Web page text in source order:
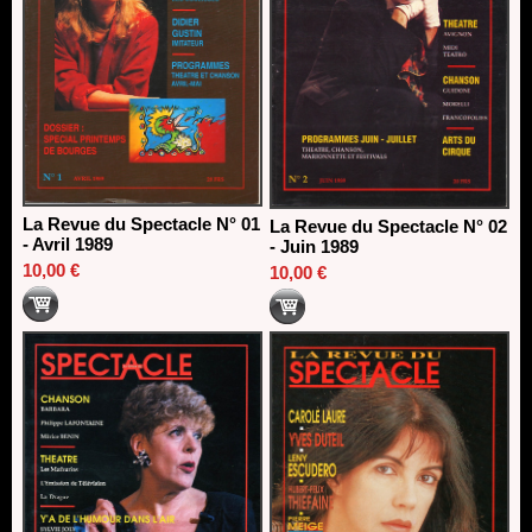
La Revue du Spectacle N° 01
- Avril 1989
10,00 €
La Revue du Spectacle N° 02
- Juin 1989
10,00 €